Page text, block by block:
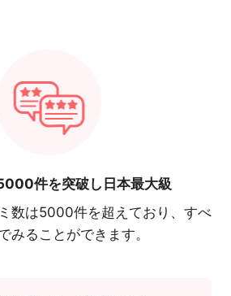
件を突破し日本最大級
数は5000件を超えており、すべ
みることができます。